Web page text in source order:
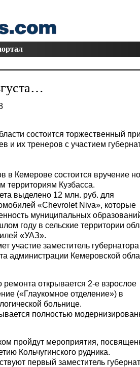
состоится торжественный
и их тренеров с участием
в Кемерове состоится вручение
территориям Кузбасса.
выделено 12 млн. руб. для
«Chevrolet Niva», которые
муниципальных
году в сельские территории
«УАЗ».
участие заместитель
администрации Кемеровской
ремонта открывается 2-е взрослое
(«Глаукомное отделение») в
больнице.
полностью
пройдут мероприятия,
Кольчугинского рудника.
первый заместитель